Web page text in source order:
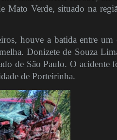
Verde, situado na
houve a batida entre um
Donizete de Souza
de São Paulo. O acidente
de Porteirinha.